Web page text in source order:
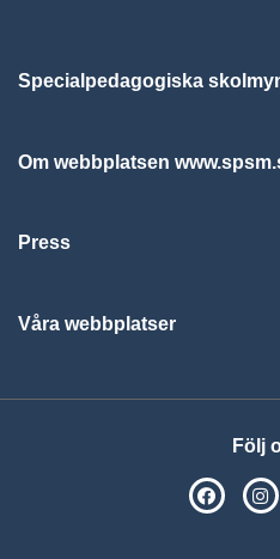
Specialpedagogiska
Om webbplatsen
Press
Våra webbplatser
Följ